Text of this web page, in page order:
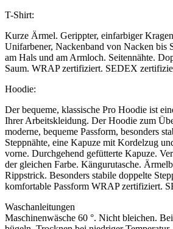
T-Shirt:
Kurze Ärmel. Gerippter, einfarbiger
Unifarbener, Nackenband von Nacken bis
am Hals und am Armloch. Seitennähte.
Saum. WRAP zertifiziert. SEDEX
Hoodie:
Der bequeme, klassische Pro Hoodie ist
Ihrer Arbeitskleidung. Der Hoodie zum
moderne, bequeme Passform, besonders
Steppnähte, eine Kapuze mit Kordelzug
vorne. Durchgehend gefütterte Kapuze.
der gleichen Farbe. Kängurutasche.
Rippstrick. Besonders stabile doppelte
komfortable Passform WRAP zertifiziert.
Waschanleitungen
Maschinenwäsche 60 °. Nicht bleichen.